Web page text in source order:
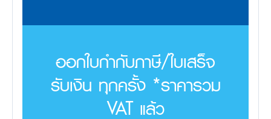
ออกใบกำกับภาษี/ใบเสร็จ
รับเงิน ทุกครั้ง *ราคารวม
VAT แล้ว